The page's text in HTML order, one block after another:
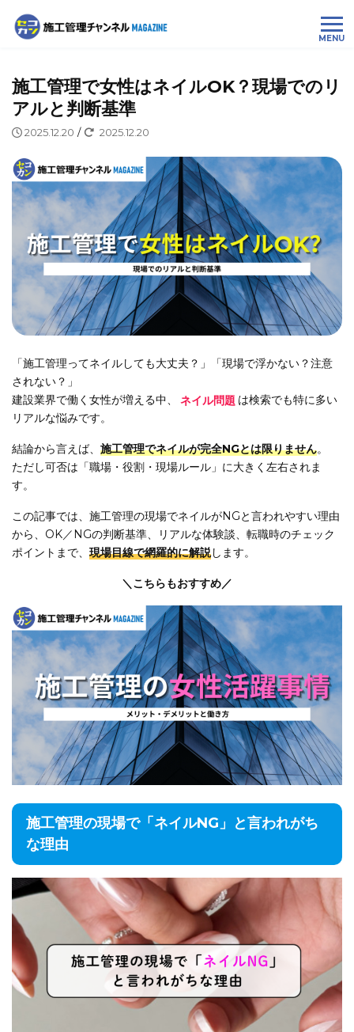
MENU
施工管理で女性はネイルOK？現場でのリ
アルと判断基準
2025.12.20 / 2025.12.20
「施工管理ってネイルしても大丈夫？」「現場で浮かない？注意
されない？」
建設業界で働く女性が増える中、
ネイル問題 は検索でも特に多い
リアルな悩みです。
結論から言えば、 施工管理でネイルが完全NGとは限りません。
ただし可否は「職場・役割・現場ルール」に大きく左右されま
す。
この記事では、施工管理の現場でネイルがNGと言われやすい理由
から、OK／NGの判断基準、リアルな体験談、転職時のチェック
ポイントまで、 現場目線で網羅的に解説します。
＼こちらもおすすめ／
施工管理の現場で「ネイルNG」と言われがち
な理由